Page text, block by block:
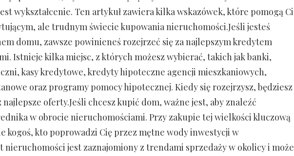
wykształcenie. Ten artykuł zawiera kilka wskazówek, które pomogą Ci
ale trudnym świecie kupowania nieruchomości.Jeśli jesteś
domu, zawsze powinieneś rozejrzeć się za najlepszym kredytem
Istnieje kilka miejsc, z których możesz wybierać, takich jak banki,
kasy kredytowe, kredyty hipoteczne agencji mieszkaniowych,
oraz programy pomocy hipotecznej. Kiedy się rozejrzysz, będziesz
najlepsze oferty.Jeśli chcesz kupić dom, ważne jest, aby znaleźć
w obrocie nieruchomościami. Przy zakupie tej wielkości kluczową
kogoś, kto poprowadzi Cię przez mętne wody inwestycji w
nieruchomości jest zaznajomiony z trendami sprzedaży w okolicy i może